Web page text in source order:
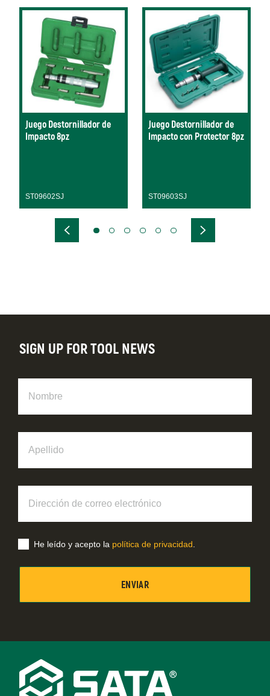
Juego Destornillador de
Impacto 8pz
ST09602SJ
Juego Destornillador de
Impacto con Protector 8pz
ST09603SJ
Footer
SIGN UP FOR TOOL NEWS
correo
electrónico
He leído y acepto la política de privacidad